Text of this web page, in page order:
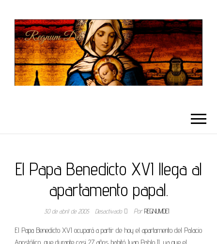
El Papa Benedicto XVI llega al
apartamento papal.
30 de abril de 2005 Desactivado Por REGNUMDEI
El Papa Benedicto XVI ocupará a partir de hoy el apartamento del Palacio